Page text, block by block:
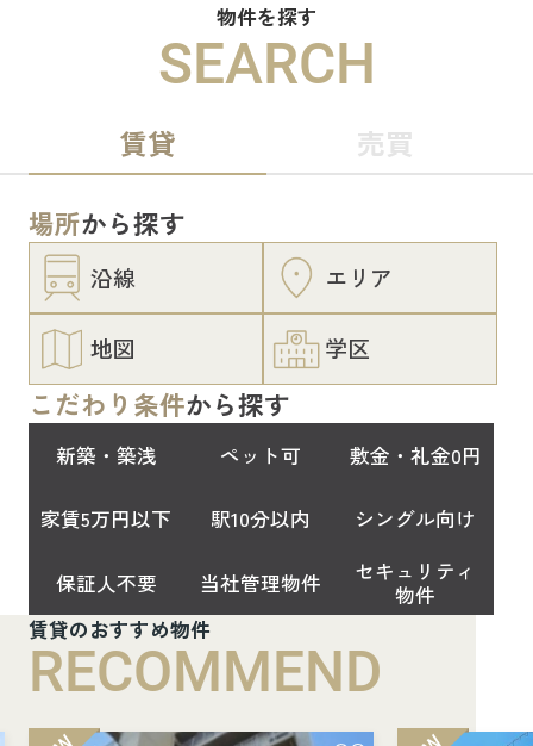
物件を探す
SEARCH
賃貸 売買
場所から探す
沿線 エリア
地図 学区
こだわり条件から探す
新築・築浅 ペット可 敷金・礼金0円
家賃5万円以下 駅10分以内 シングル向け
保証人不要 当社管理物件
セキュリティ
物件
賃貸のおすすめ物件
RECOMMEND